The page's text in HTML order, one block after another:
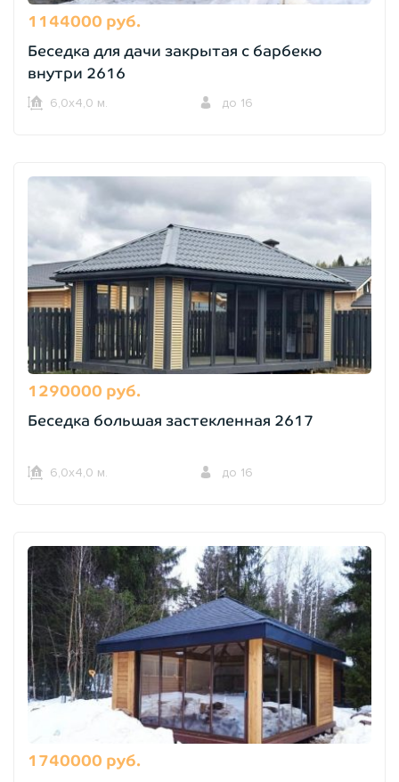
1144000 руб.
Беседка для дачи закрытая с барбекю
внутри 2616
6,0х4,0 м. до 16
1290000 руб.
Беседка большая застекленная 2617
6,0х4,0 м. до 16
1740000 руб.